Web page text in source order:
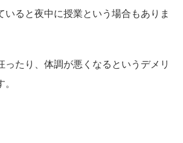
いると夜中に授業という場合もありま
ったり、体調が悪くなるというデメリ